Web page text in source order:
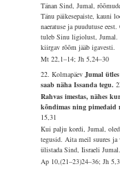
Tänan Sind, Jumal,
Tänu päikesepaiste, kauni
naeratuse ja puudutuse
tuleb Sinu ligiolust, Jumal.
kiirgav rõõm jääb igavesti.
Mt 22,1–14; Jh 5,24–30
22. KolmapäevJumal
saab näha Issanda tegu.
Rahvas imestas, nähes
kõndimas ning pimedaid
15,31
Kui palju kordi, Jumal, oled
tegusid. Aita meil suures ja
ülistada Sind, Iisraeli Jumal.
Ap 10,(21–23)24–36; Jh